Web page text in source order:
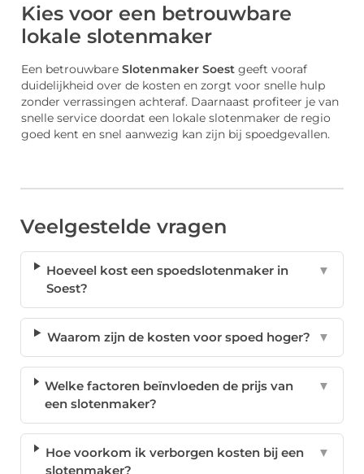
Kies voor een betrouwbare
lokale slotenmaker
Een betrouwbare Slotenmaker Soest geeft vooraf
duidelijkheid over de kosten en zorgt voor snelle hulp
zonder verrassingen achteraf. Daarnaast profiteer je van
snelle service doordat een lokale slotenmaker de regio
goed kent en snel aanwezig kan zijn bij spoedgevallen.
Veelgestelde vragen
Hoeveel kost een spoedslotenmaker in
Soest?
▼
Waarom zijn de kosten voor spoed hoger? ▼
Welke factoren beïnvloeden de prijs van
een slotenmaker?
▼
Hoe voorkom ik verborgen kosten bij een
slotenmaker?
▼